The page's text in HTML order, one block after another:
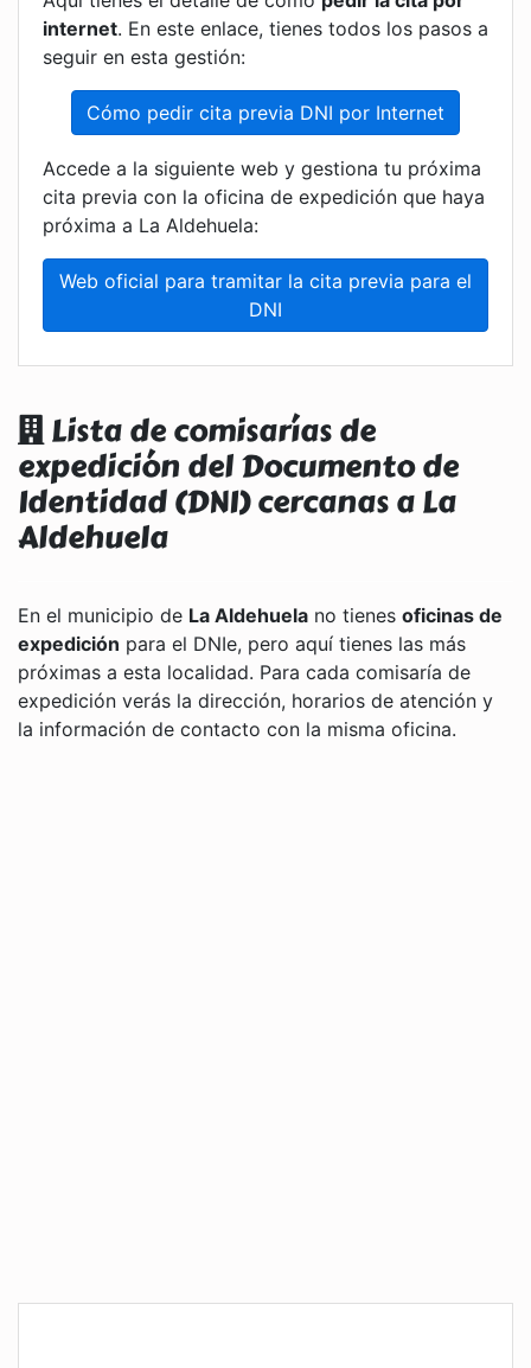
internet. En este enlace, tienes todos los pasos a
seguir en esta gestión:
Cómo pedir cita previa DNI por Internet
Accede a la siguiente web y gestiona tu próxima
cita previa con la oficina de expedición que haya
próxima a La Aldehuela:
Web oficial para tramitar la cita previa para el
DNI
Lista de comisarías de
expedición del Documento de
Identidad (DNI) cercanas a La
Aldehuela
En el municipio de La Aldehuela no tienes oficinas de
expedición para el DNIe, pero aquí tienes las más
próximas a esta localidad. Para cada comisaría de
expedición verás la dirección, horarios de atención y
la información de contacto con la misma oficina.